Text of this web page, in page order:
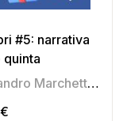
#5: narrativa
quinta
Alessandro Marchetti
,
€